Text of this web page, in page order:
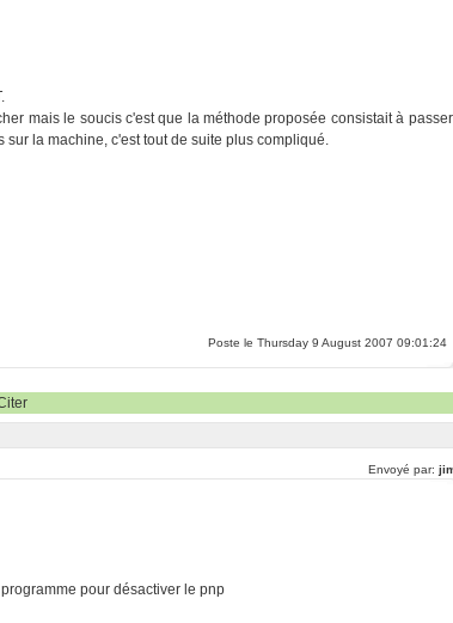
mais le soucis c'est que la méthode proposée consistait à passer
la machine, c'est tout de suite plus compliqué.
Poste le Thursday 9 August 2007 09:01:24
Envoyé par:
pour désactiver le pnp